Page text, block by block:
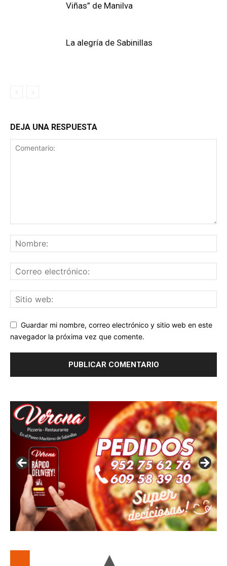
Viñas” de Manilva
La alegría de Sabinillas
DEJA UNA RESPUESTA
Guardar mi nombre, correo electrónico y sitio web en este
navegador la próxima vez que comente.